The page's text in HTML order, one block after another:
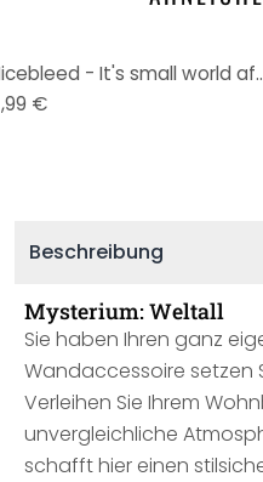
Alu-Dibond mit
€
Beschreibung
Mysterium: Weltall
Sie haben Ihren ganz
Wandaccessoire setzen
Verleihen Sie Ihrem
unvergleichliche
schafft hier einen